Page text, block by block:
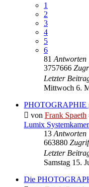
1
2
3
4
5
6
81 Antworten
3757666
Letzter
Mittwoch 6.
PHOTOGRAPHIE
von Frank Spaeth
Lumix
13 Antworten
663880
Letzter
Samstag 15.
Die